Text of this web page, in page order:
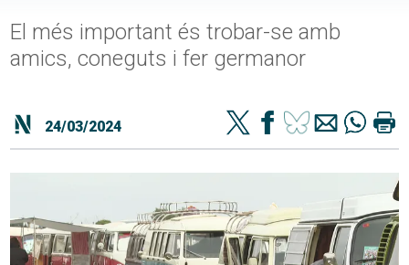
El més important és trobar-se amb
amics, coneguts i fer germanor
24/03/2024